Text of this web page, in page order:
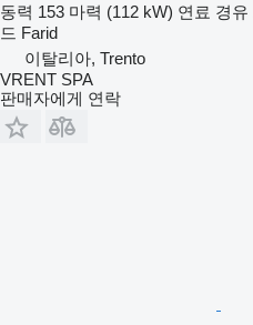
동력 153 마력 (112 kW) 연료 경유
드 Farid
이탈리아, Trento
VRENT SPA
판매자에게 연락